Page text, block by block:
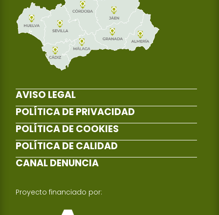
AVISO LEGAL
POLÍTICA DE PRIVACIDAD
POLÍTICA DE COOKIES
POLÍTICA DE CALIDAD
CANAL DENUNCIA
Proyecto financiado por: